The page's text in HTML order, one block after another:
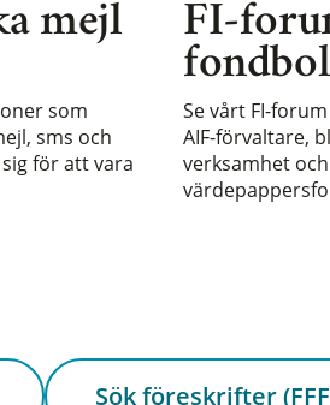
mejl
som
sms och
för att vara
FI-
Se vårt FI-
AIF-förvaltare,
verksamhet
Sök föreskrifter